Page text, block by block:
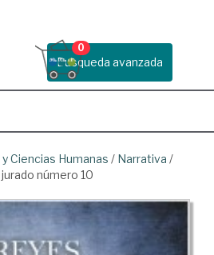
Busqueda avanzada
0
Ciencias Humanas / Narrativa /
jurado número 10